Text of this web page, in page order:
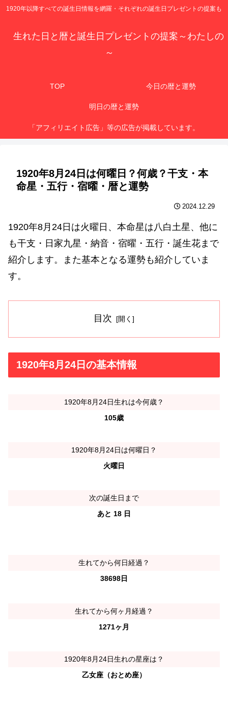
1920年以降すべての誕生日情報を網羅・それぞれの誕生日プレゼントの提案も
生れた日と暦と誕生日プレゼントの提案～わたしの
～
TOP 今日の暦と運勢
明日の暦と運勢
「アフィリエイト広告」等の広告が掲載しています。
1920年8月24日は何曜日？何歳？干支・本
命星・五行・宿曜・暦と運勢
2024.12.29
1920年8月24日は火曜日、本命星は八白土星、他に
も干支・日家九星・納音・宿曜・五行・誕生花まで
紹介します。また基本となる運勢も紹介していま
す。
目次
1920年8月24日の基本情報
1920年8月24日生れは今何歳？
105歳
1920年8月24日は何曜日？
火曜日
次の誕生日まで
あと 18 日
生れてから何日経過？
38698日
生れてから何ヶ月経過？
1271ヶ月
1920年8月24日生れの星座は？
乙女座（おとめ座）